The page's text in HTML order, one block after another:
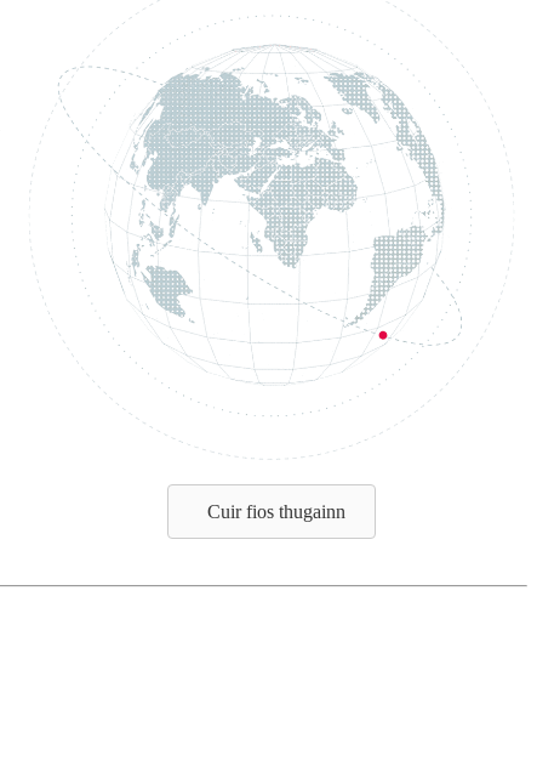
Cuir fios thugainn